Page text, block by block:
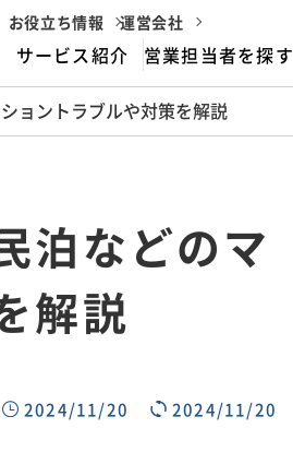
お役立ち情報 運営会社
サービス紹介
とは
営業担当者を探す
ョントラブルや対策を解説
泊などのマ
解説
2024/11/20 2024/11/20